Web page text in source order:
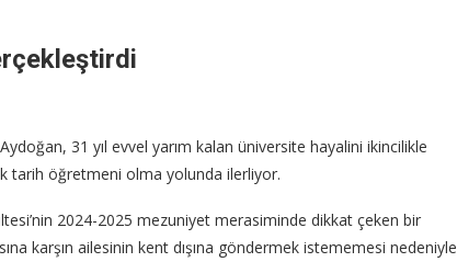
31 yıl evvel yarım kalan üniversite hayalini ikincilikle
tarih öğretmeni olma yolunda ilerliyor.
2024-2025 mezuniyet merasiminde dikkat çeken bir
karşın ailesinin kent dışına göndermek istememesi nedeniyle